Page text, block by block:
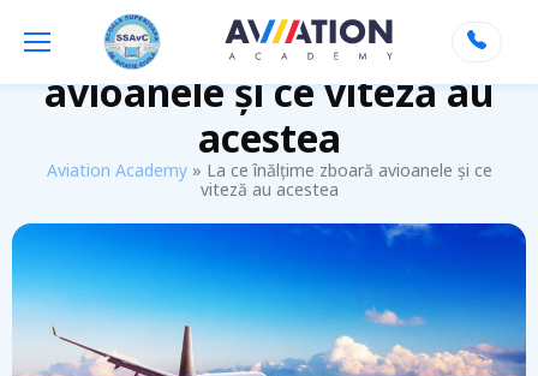
La ce înălțime zboară
avioanele și ce viteză au
acestea
Aviation Academy» La ce înălțime zboară avioanele și ce
viteză au acestea